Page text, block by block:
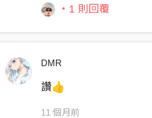
・1 則回覆
DMR
讚👍
11 個月前